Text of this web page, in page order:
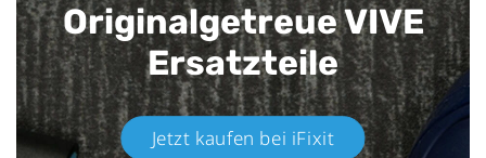
Originalgetreue VIVE
Ersatzteile
Jetzt kaufen bei iFixit​